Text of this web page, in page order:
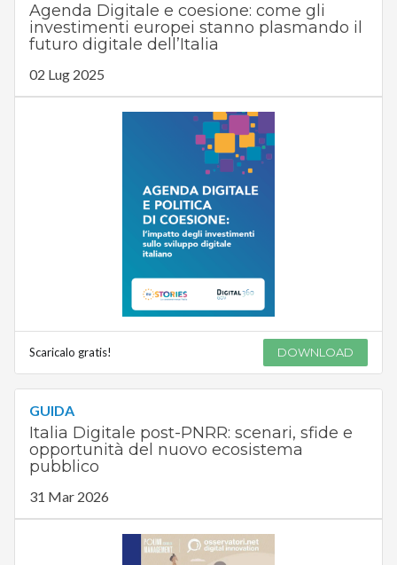
Agenda Digitale e coesione: come gli
investimenti europei stanno plasmando il
futuro digitale dell’Italia
02 Lug 2025
Scaricalo gratis! DOWNLOAD
GUIDA
Italia Digitale post-PNRR: scenari, sfide e
opportunità del nuovo ecosistema
pubblico
31 Mar 2026